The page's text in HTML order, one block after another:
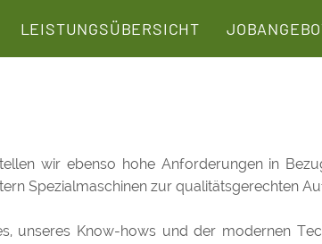
LEISTUNGSÜBERSICHT
wir ebenso hohe Anforderungen in
Spezialmaschinen zur qualitätsgerechten
unseres Know-hows und der modernen